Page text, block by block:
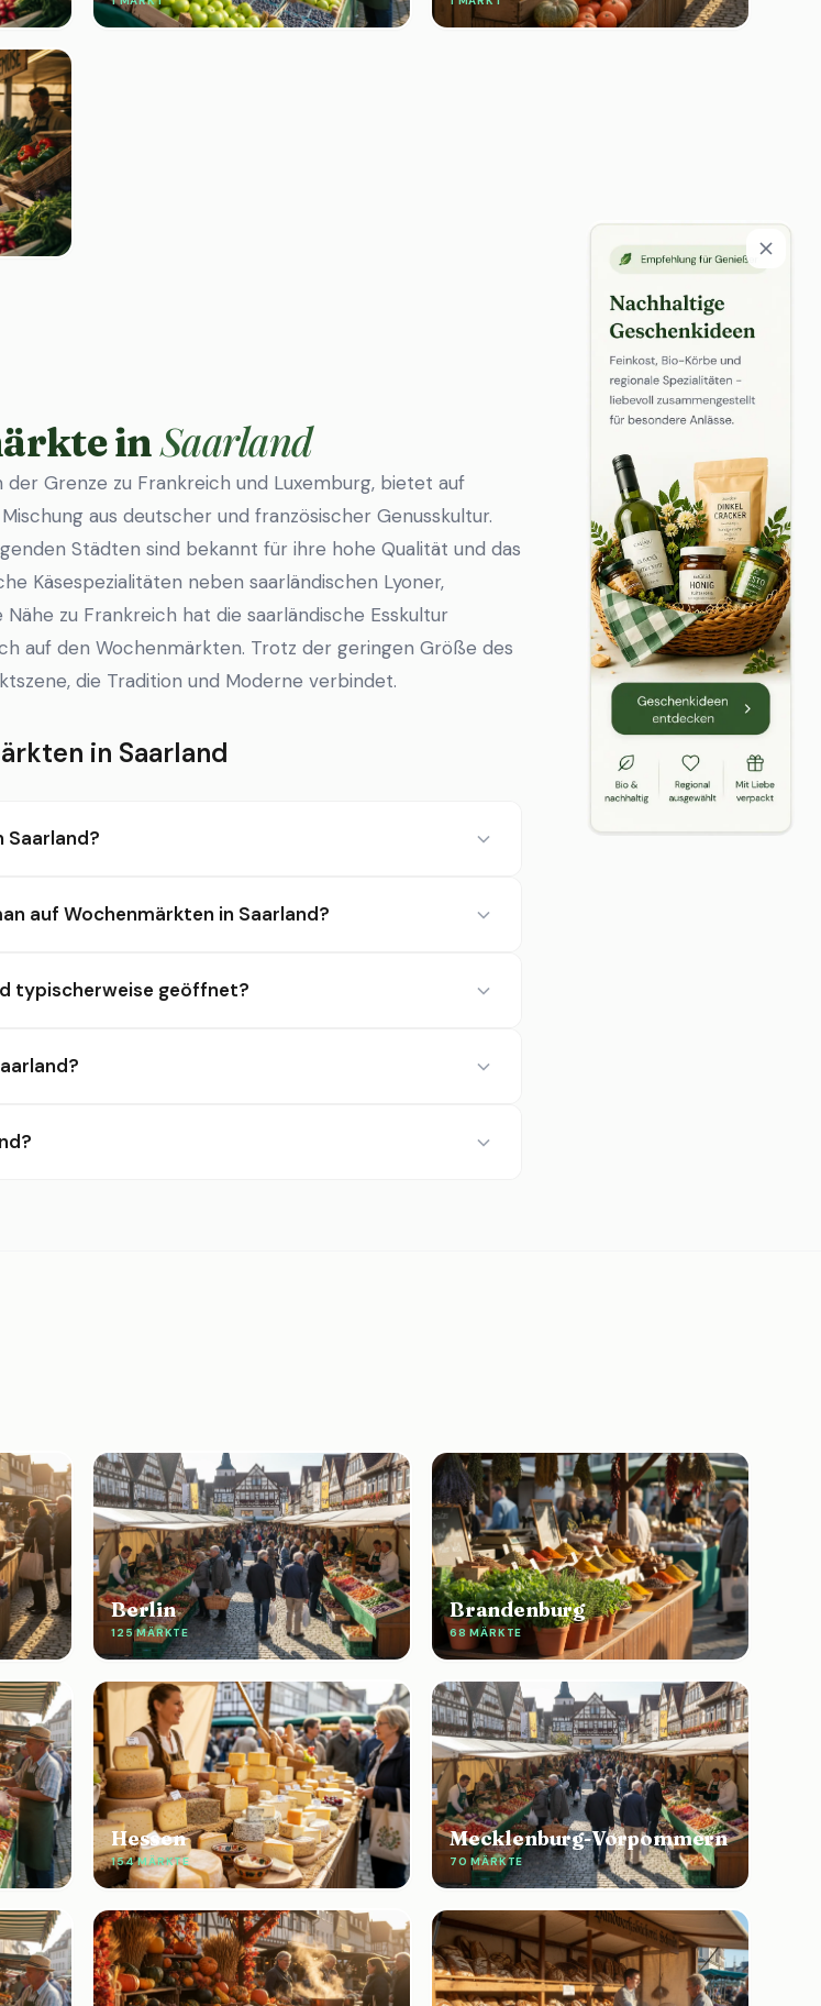
inSaarland
der Grenze zu Frankreich und Luxemburg, bietet auf
aus deutscher und französischer Genusskultur.
Städten sind bekannt für ihre hohe Qualität und das
Käsespezialitäten neben saarländischen Lyoner,
zu Frankreich hat die saarländische Esskultur
auf den Wochenmärkten. Trotz der geringen Größe des
die Tradition und Moderne verbindet.
in Saarland
Saarland?
auf Wochenmärkten in Saarland?
typischerweise geöffnet?
Berlin
125 MÄRKTE
Brandenburg
68 MÄRKTE
Hessen
154 MÄRKTE
Mecklenburg-Vorpommern
70 MÄRKTE